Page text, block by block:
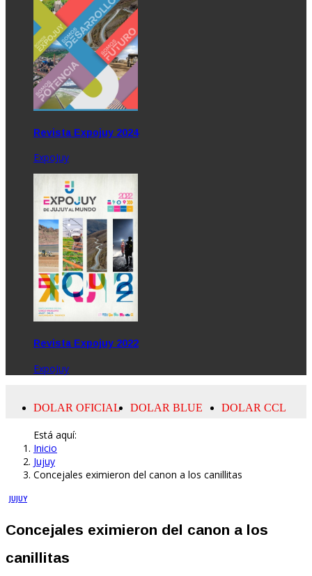
Revista Expojuy 2024
ExpoJuy
Revista Expojuy 2022
ExpoJuy
Está aquí:
Inicio
Jujuy
Concejales eximieron del canon a los canillitas
JUJUY
Concejales eximieron del canon a los
canillitas